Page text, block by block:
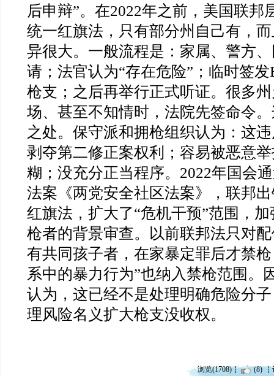
后申辩”。在2022年之前，美国联邦
统一红旗法，只有部分州自己有，
异很大。一般流程是：家属、警方
请；法官认为“存在危险”；临时签发
枪支；之后再举行正式听证。很多
场、甚至不知情时，法院先签命令
之处。保守派和拥枪组织认为：这
剥夺第二修正案权利；容易被恶意
糊；没充分正当程序。2022年国会
法案《两党安全社区法案》，联邦
红旗法，扩大了“危机干预”范围，
枪者的背景审查。以前联邦法只对
有共同孩子者，在家暴定罪后才禁
系中的暴力行为”也纳入禁枪范围。
认为，这已经不是处理明确危险分
理风险名义扩大枪支没收权。
浏览(1708) (8)